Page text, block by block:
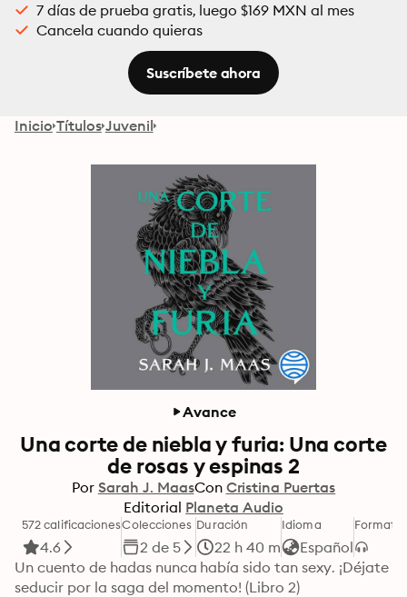
7 días de prueba gratis, luego $169 MXN al mes
Cancela cuando quieras
Suscríbete ahora
Inicio Títulos Juvenil
Avance
Una corte de niebla y furia: Una corte
de rosas y espinas 2
Por Sarah J. MaasCon Cristina Puertas
Editorial Planeta Audio
572 calificaciones
4.6
Colecciones
2 de 5
Duración
22 h 40 m
Idioma
Español
Formato
Un cuento de hadas nunca había sido tan sexy. ¡Déjate
seducir por la saga del momento! (Libro 2)